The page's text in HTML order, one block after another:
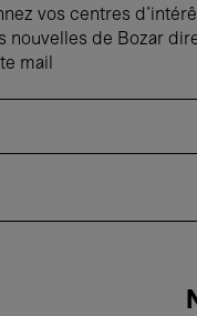
vos centres
nouvelles de Bozar
mail